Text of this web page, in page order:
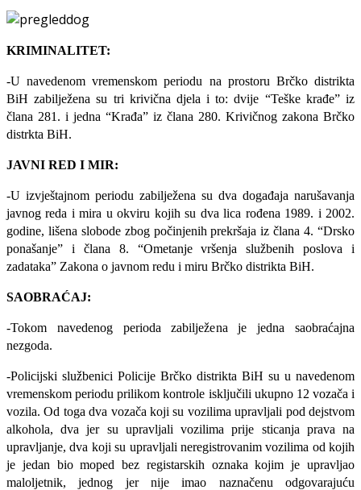
KRIMINALITET:
-U navedenom vremenskom periodu na prostoru Brčko distrikta
BiH zabilježena su tri krivična djela i to: dvije “Teške krađe” iz
člana 281. i jedna “Krađa” iz člana 280. Krivičnog zakona Brčko
distrkta BiH.
JAVNI RED I MIR:
-U izvještajnom periodu zabilježena su dva događaja narušavanja
javnog reda i mira u okviru kojih su dva lica rođena 1989. i 2002.
godine, lišena slobode zbog počinjenih prekršaja iz člana 4. “Drsko
ponašanje” i člana 8. “Ometanje vršenja službenih poslova i
zadataka” Zakona o javnom redu i miru Brčko distrikta BiH.
SAOBRAĆAJ:
-Tokom navedenog perioda zabilježena je jedna saobraćajna
nezgoda.
-Policijski službenici Policije Brčko distrikta BiH su u navedenom
vremenskom periodu prilikom kontrole isključili ukupno 12 vozača i
vozila. Od toga dva vozača koji su vozilima upravljali pod dejstvom
alkohola, dva jer su upravljali vozilima prije sticanja prava na
upravljanje, dva koji su upravljali neregistrovanim vozilima od kojih
je jedan bio moped bez registarskih oznaka kojim je upravljao
maloljetnik, jednog jer nije imao naznačenu odgovarajuću